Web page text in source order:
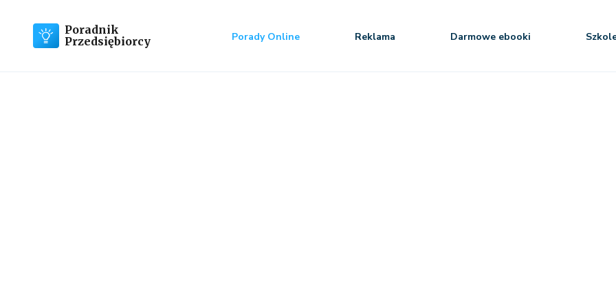
Poradnik
Przedsiębiorcy
Porady Online Reklama Darmowe ebooki